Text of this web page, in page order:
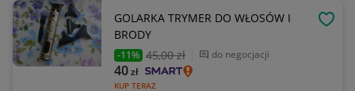
GOLARKA TRYMER DO WŁOSÓW I
BRODY
-11% 45,00 zł do negocjacji
KUP TERAZ
40zł